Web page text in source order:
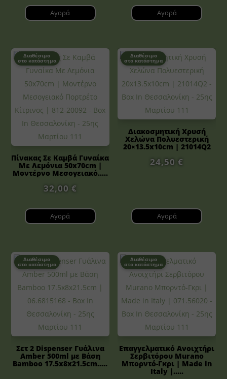
Αγορά Αγορά
Διαθέσιμο
στο κατάστημα
Πίνακας Σε Καμβά Γυναίκα
Με Λεμόνια 50x70cm |
Μοντέρνο Μεσογειακό.....
32,00 €
Αγορά
Διαθέσιμο
στο κατάστημα
Διακοσμητική Χρυσή
Χελώνα Πολυεστερική
20×13.5x10cm | 21014Q2
24,50€
Αγορά
Διαθέσιμο
στο κατάστημα
Σετ 2 Dispenser Γυάλινα
Amber 500ml με Βάση
Bamboo 17.5x8x21.5cm.....
Διαθέσιμο
στο κατάστημα
Επαγγελματικό Ανοιχτήρι
Σερβιτόρου Murano
Μπορντό-Γκρι | Made in
Italy |.....